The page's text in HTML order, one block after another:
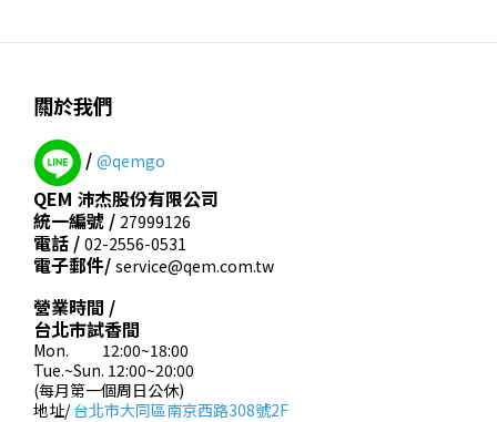
關於我們
/ @qemgo
QEM 沛杰股份有限公司
統一編號 / 27999126
電話 / 02-2556-0531
電子郵件/ service@qem.com.tw
營業時間 /
台北市試香間
Mon. 12:00~18:00
Tue.~Sun. 12:00~20:00
(每月第一個周日公休)
地址/台北市大同區南京西路308號2F